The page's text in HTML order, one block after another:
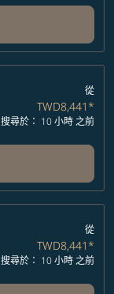
從
TWD8,441*
搜尋於： 10 小時 之前
從
TWD8,441*
搜尋於： 10 小時 之前